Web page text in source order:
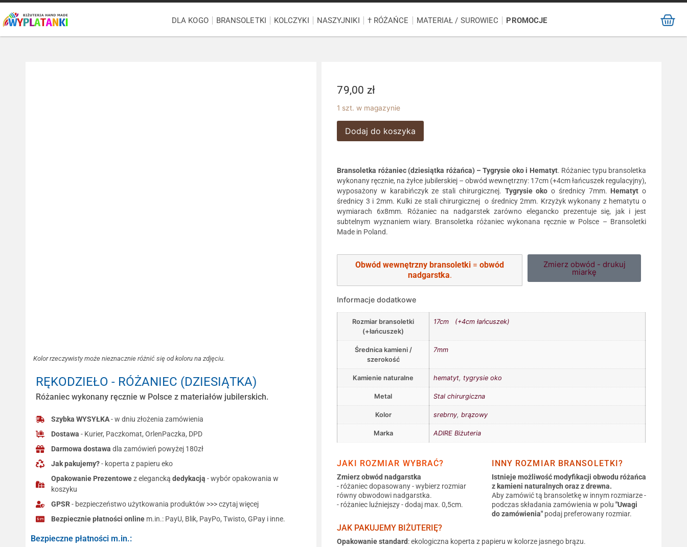
DLA KOGO BRANSOLETKI KOLCZYKI NASZYJNIKI † RÓŻAŃCE MATERIAŁ / SUROWIEC PROMOCJE
Kolor rzeczywisty może nieznacznie różnić się od koloru na zdjęciu.
RĘKODZIEŁO - RÓŻANIEC (DZIESIĄTKA)
Różaniec wykonany ręcznie w Polsce z materiałów jubilerskich.
Szybka WYSYŁKA- w dniu złożenia zamówienia
Dostawa - Kurier, Paczkomat, OrlenPaczka, DPD
Darmowa dostawa dla zamówień powyżej 180zł
Jak pakujemy?- koperta z papieru eko
Opakowanie Prezentowez eleganckądedykacją - wybór opakowania w
koszyku
GPSR- bezpieczeństwo użytkowania produktów >>> czytaj więcej
Bezpiecznie płatności online m.in.: PayU, Blik, PayPo, Twisto, GPay i inne.
Bezpieczne płatności m.in.:
79,00 zł
1 szt. w magazynie
Dodaj do koszyka
Bransoletka różaniec (dziesiątka różańca) – Tygrysie oko i Hematyt. Różaniec typu bransoletka
wykonany ręcznie, na żyłce jubilerskiej – obwód wewnętrzny: 17cm (+4cm łańcuszek regulacyjny),
wyposażony w karabińczyk ze stali chirurgicznej. Tygrysie okoo średnicy 7mm. Hematyt o
średnicy 3 i 2mm. Kulki ze stali chirurgicznej o średnicy 2mm. Krzyżyk wykonany z hematytu o
wymiarach 6x8mm. Różaniec na nadgarstek zarówno elegancko prezentuje się, jak i jest
subtelnym wyznaniem wiary. Bransoletka różaniec wykonana ręcznie w Polsce – Bransoletki
Made in Poland.
Obwód wewnętrzny bransoletki =obwód
nadgarstka.
Zmierz obwód - drukuj
miarkę
Informacje dodatkowe
Rozmiar bransoletki
(+łańcuszek)
17cm (+4cm łańcuszek)
Średnica kamieni /
szerokość
7mm
Kamienie naturalne hematyt, tygrysie oko
Metal Stal chirurgiczna
Kolor srebrny,brązowy
Marka ADIRE Biżuteria
JAKI ROZMIAR WYBRAĆ?
Zmierz obwód nadgarstka
- różaniec dopasowany - wybierz rozmiar
równy obwodowi nadgarstka.
- różaniec luźniejszy - dodaj max. 0,5cm.
INNY ROZMIAR BRANSOLETKI?
Istnieje możliwość modyfikacji obwodu różańca
z kamieni naturalnych oraz z drewna.
Aby zamówić tą bransoletkę w innym rozmiarze -
podczas składania zamówienia w polu "Uwagi
do zamówienia"podaj preferowany rozmiar.
JAK PAKUJEMY BIŻUTERIĘ?
Opakowanie standard: ekologiczna koperta z papieru w kolorze jasnego brązu.